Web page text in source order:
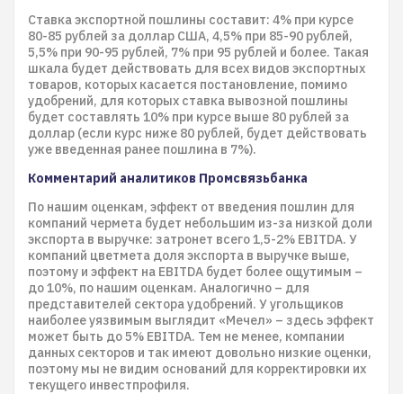
Ставка экспортной пошлины составит: 4% при курсе
80-85 рублей за доллар США, 4,5% при 85-90 рублей,
5,5% при 90-95 рублей, 7% при 95 рублей и более. Такая
шкала будет действовать для всех видов экспортных
товаров, которых касается постановление, помимо
удобрений, для которых ставка вывозной пошлины
будет составлять 10% при курсе выше 80 рублей за
доллар (если курс ниже 80 рублей, будет действовать
уже введенная ранее пошлина в 7%).
Комментарий аналитиков Промсвязьбанка
По нашим оценкам, эффект от введения пошлин для
компаний чермета будет небольшим из-за низкой доли
экспорта в выручке: затронет всего 1,5-2% EBITDA. У
компаний цветмета доля экспорта в выручке выше,
поэтому и эффект на EBITDA будет более ощутимым –
до 10%, по нашим оценкам. Аналогично – для
представителей сектора удобрений. У угольщиков
наиболее уязвимым выглядит «Мечел» – здесь эффект
может быть до 5% EBITDA. Тем не менее, компании
данных секторов и так имеют довольно низкие оценки,
поэтому мы не видим оснований для корректировки их
текущего инвестпрофиля.